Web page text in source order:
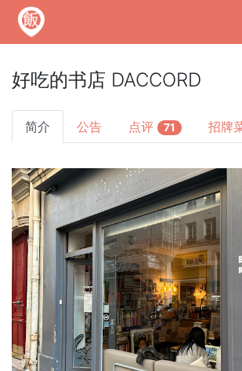
好吃的书店 DACCORD
简介 公告 点评 71 招牌